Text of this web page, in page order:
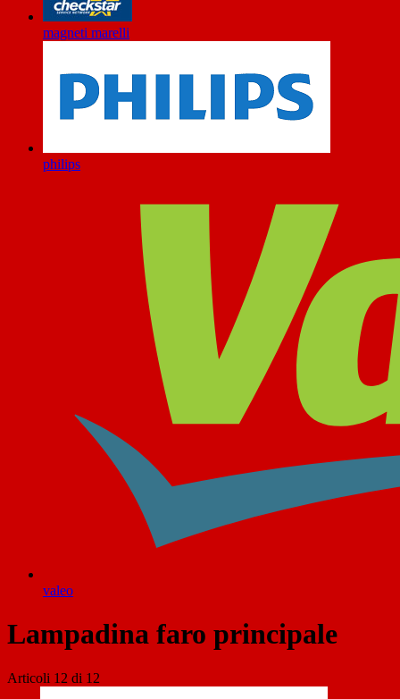
magneti marelli
philips
valeo
Lampadina faro principale
Articoli 12 di 12